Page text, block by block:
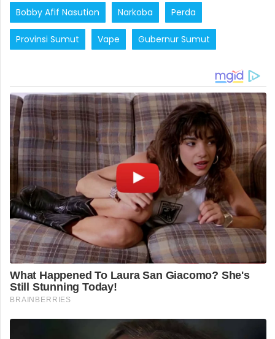
Bobby Afif Nasution Narkoba Perda
Provinsi Sumut Vape Gubernur Sumut